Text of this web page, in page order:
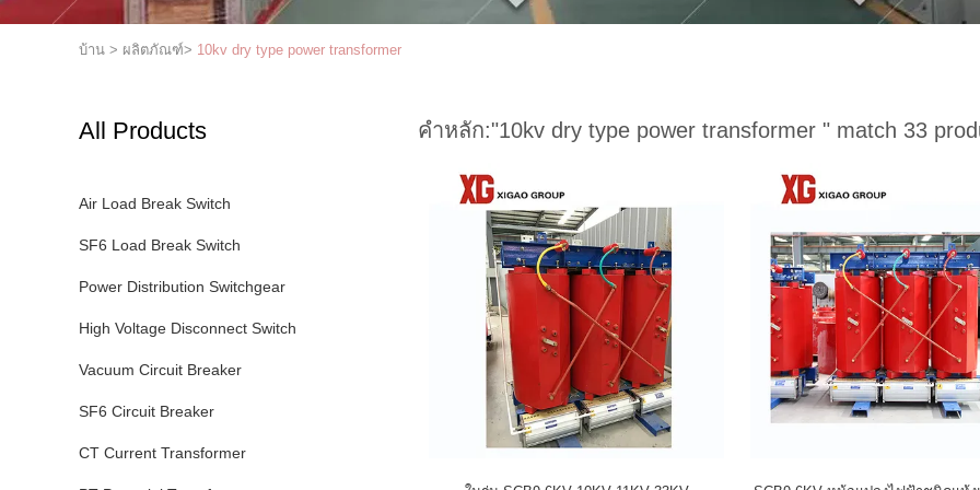
บ้าน > ผลิตภัณฑ์> 10kv dry type power transformer
All Products
Air Load Break Switch
SF6 Load Break Switch
Power Distribution Switchgear
High Voltage Disconnect Switch
Vacuum Circuit Breaker
SF6 Circuit Breaker
CT Current Transformer
คำหลัก:"10kv dry type power transformer " match 33